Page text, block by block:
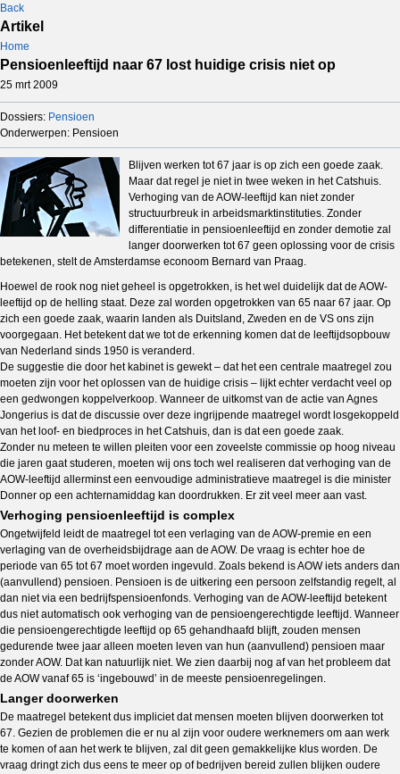
Back
Artikel
Home
Pensioenleeftijd naar 67 lost huidige crisis niet op
25 mrt 2009
Dossiers: Pensioen
Onderwerpen: Pensioen
Blijven werken tot 67 jaar is op zich een goede zaak.
Maar dat regel je niet in twee weken in het Catshuis.
Verhoging van de AOW-leeftijd kan niet zonder
structuurbreuk in arbeidsmarktinstituties. Zonder
differentiatie in pensioenleeftijd en zonder demotie zal
langer doorwerken tot 67 geen oplossing voor de crisis
betekenen, stelt de Amsterdamse econoom Bernard van Praag.
Hoewel de rook nog niet geheel is opgetrokken, is het wel duidelijk dat de AOW-
leeftijd op de helling staat. Deze zal worden opgetrokken van 65 naar 67 jaar. Op
zich een goede zaak, waarin landen als Duitsland, Zweden en de VS ons zijn
voorgegaan. Het betekent dat we tot de erkenning komen dat de leeftijdsopbouw
van Nederland sinds 1950 is veranderd.
De suggestie die door het kabinet is gewekt – dat het een centrale maatregel zou
moeten zijn voor het oplossen van de huidige crisis – lijkt echter verdacht veel op
een gedwongen koppelverkoop. Wanneer de uitkomst van de actie van Agnes
Jongerius is dat de discussie over deze ingrijpende maatregel wordt losgekoppeld
van het loof- en biedproces in het Catshuis, dan is dat een goede zaak.
Zonder nu meteen te willen pleiten voor een zoveelste commissie op hoog niveau
die jaren gaat studeren, moeten wij ons toch wel realiseren dat verhoging van de
AOW-leeftijd allerminst een eenvoudige administratieve maatregel is die minister
Donner op een achternamiddag kan doordrukken. Er zit veel meer aan vast.
Verhoging pensioenleeftijd is complex
Ongetwijfeld leidt de maatregel tot een verlaging van de AOW-premie en een
verlaging van de overheidsbijdrage aan de AOW. De vraag is echter hoe de
periode van 65 tot 67 moet worden ingevuld. Zoals bekend is AOW iets anders dan
(aanvullend) pensioen. Pensioen is de uitkering een persoon zelfstandig regelt, al
dan niet via een bedrijfspensioenfonds. Verhoging van de AOW-leeftijd betekent
dus niet automatisch ook verhoging van de pensioengerechtigde leeftijd. Wanneer
die pensioengerechtigde leeftijd op 65 gehandhaafd blijft, zouden mensen
gedurende twee jaar alleen moeten leven van hun (aanvullend) pensioen maar
zonder AOW. Dat kan natuurlijk niet. We zien daarbij nog af van het probleem dat
de AOW vanaf 65 is ‘ingebouwd’ in de meeste pensioenregelingen.
Langer doorwerken
De maatregel betekent dus impliciet dat mensen moeten blijven doorwerken tot
67. Gezien de problemen die er nu al zijn voor oudere werknemers om aan werk
te komen of aan het werk te blijven, zal dit geen gemakkelijke klus worden. De
vraag dringt zich dus eens te meer op of bedrijven bereid zullen blijken oudere